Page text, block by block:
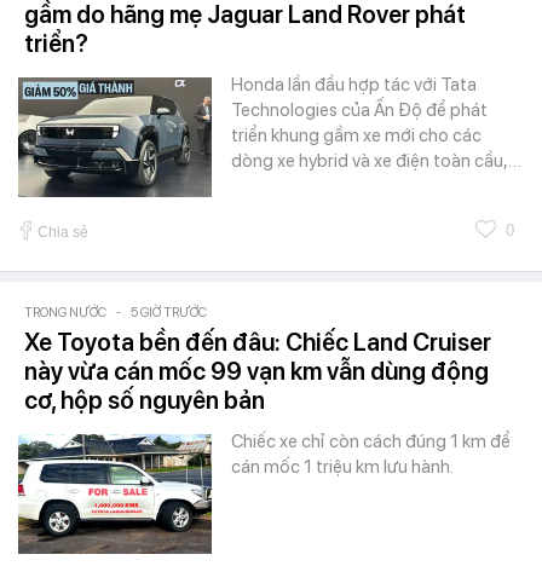
gầm do hãng mẹ Jaguar Land Rover phát
triển?
Honda lần đầu hợp tác với Tata
Technologies của Ấn Độ để phát
triển khung gầm xe mới cho các
dòng xe hybrid và xe điện toàn cầu,…
Chia sẻ 0
TRONG NƯỚC - 5 GIỜ TRƯỚC
Xe Toyota bền đến đâu: Chiếc Land Cruiser
này vừa cán mốc 99 vạn km vẫn dùng động
cơ, hộp số nguyên bản
Chiếc xe chỉ còn cách đúng 1 km để
cán mốc 1 triệu km lưu hành.